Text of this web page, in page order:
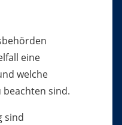
eine
welche
sind.
sind